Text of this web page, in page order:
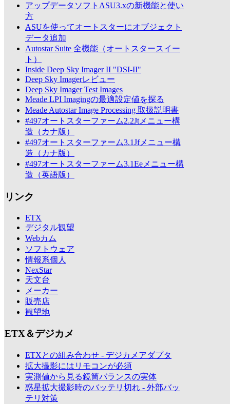
アップデータソフトASU3.xの新機能と使い
方
ASUを使ってオートスターにオブジェクト
データ追加
Autostar Suite 全機能（オートスタースイー
ト）
Inside Deep Sky Imager II "DSI-II"
Deep Sky Imagerレビュー
Deep Sky Imager Test Images
Meade LPI Imagingの最適設定値を探る
Meade Autostar Image Processing 取扱説明書
#497オートスターファーム2.2Jtメニュー構
造（カナ版）
#497オートスターファーム3.1Jfメニュー構
造（カナ版）
#497オートスターファーム3.1Eeメニュー構
造（英語版）
リンク
ETX
デジタル観望
Webカム
ソフトウェア
情報系個人
NexStar
天文台
メーカー
販売店
観望地
ETX＆デジカメ
ETXとの組み合わせ - デジカメアダプタ
拡大撮影にはリモコンが必須
実測値から見る鏡筒バランスの実体
惑星拡大撮影時のバッテリ切れ - 外部バッ
テリ対策